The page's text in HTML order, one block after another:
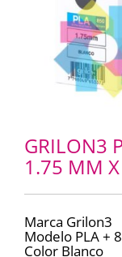
GRILON3
1.75 MM
Marca Grilon3
Modelo PLA +
Color Blanco